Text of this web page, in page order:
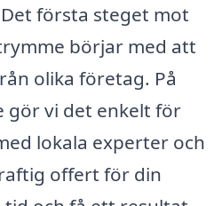
första steget mot
börjar med att
olika företag. På
gör vi det enkelt för
lokala experter och
offert för din